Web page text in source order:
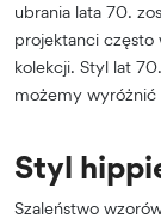
ubrania lata 70.
projektanci
kolekcji. Styl lat
możemy
Styl
Szaleństwo